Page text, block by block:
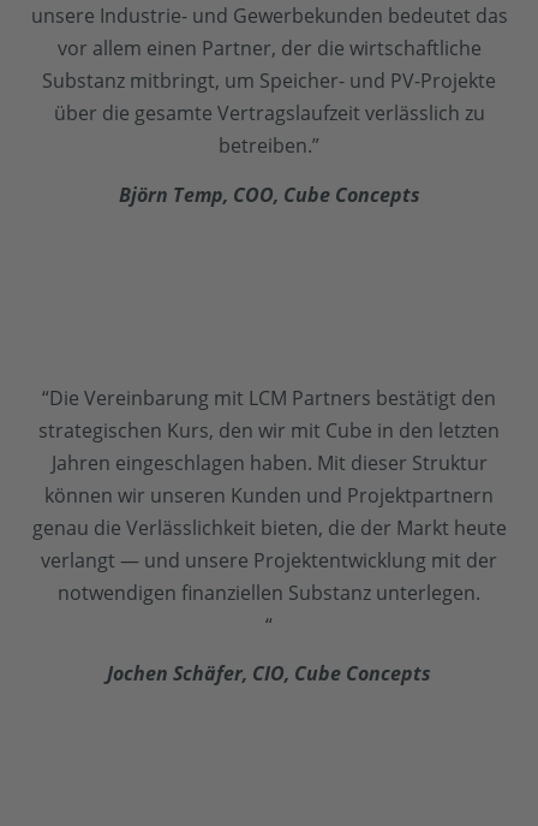
unsere Industrie- und Gewerbekunden bedeutet das
vor allem einen Partner, der die wirtschaftliche
Substanz mitbringt, um Speicher- und PV-Projekte
über die gesamte Vertragslaufzeit verlässlich zu
betreiben.”
Björn Temp, COO, Cube Concepts
“Die Vereinbarung mit LCM Partners bestätigt den
strategischen Kurs, den wir mit Cube in den letzten
Jahren eingeschlagen haben. Mit dieser Struktur
können wir unseren Kunden und Projektpartnern
genau die Verlässlichkeit bieten, die der Markt heute
verlangt — und unsere Projektentwicklung mit der
notwendigen finanziellen Substanz unterlegen.
“
Jochen Schäfer, CIO, Cube Concepts